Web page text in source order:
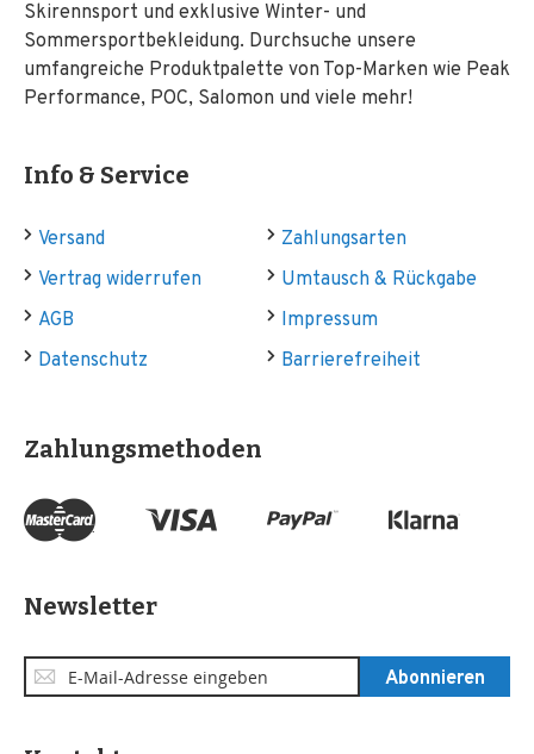
Skirennsport und exklusive Winter- und
Sommersportbekleidung. Durchsuche unsere
umfangreiche Produktpalette von Top-Marken wie Peak
Performance, POC, Salomon und viele mehr!
Info & Service
Versand
Zahlungsarten
Vertrag widerrufen
Umtausch & Rückgabe
AGB
Impressum
Datenschutz
Barrierefreiheit
Zahlungsmethoden
Newsletter
Anmeldung
zum
Abonnieren